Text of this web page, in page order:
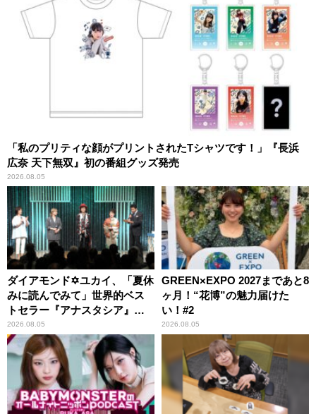
「私のプリティな顔がプリントされたTシャツです！」『長浜
広奈 天下無双』初の番組グッズ発売
2026.08.05
ダイアモンド✡ユカイ、「夏休
みに読んでみて」世界的ベス
トセラー『アナスタシア』を
紹介
2026.08.05
GREEN×EXPO 2027まであと8
ヶ月！“花博”の魅力届けた
い！#2
2026.08.05